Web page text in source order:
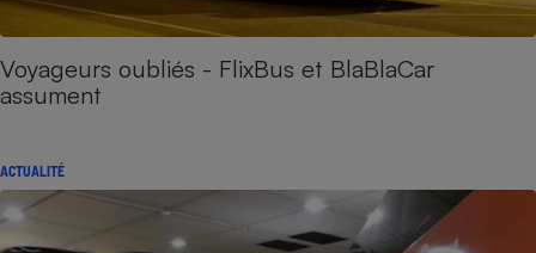
Voyageurs oubliés - FlixBus et BlaBlaCar
assument
ACTUALITÉ